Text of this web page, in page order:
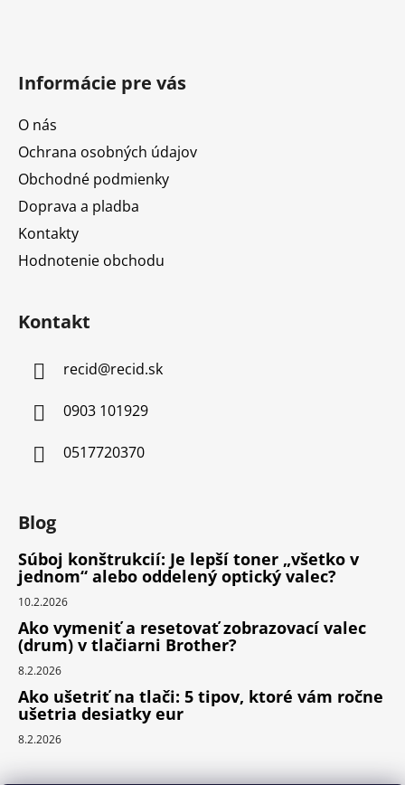
Informácie pre vás
O nás
Ochrana osobných údajov
Obchodné podmienky
Doprava a pladba
Kontakty
Hodnotenie obchodu
Kontakt
recid@recid.sk
0903 101929
0517720370
Blog
Súboj konštrukcií: Je lepší toner „všetko v
jednom“ alebo oddelený optický valec?
10.2.2026
Ako vymeniť a resetovať zobrazovací valec
(drum) v tlačiarni Brother?
8.2.2026
Ako ušetriť na tlači: 5 tipov, ktoré vám ročne
ušetria desiatky eur
8.2.2026